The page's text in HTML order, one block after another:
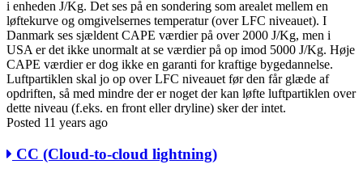
i enheden J/Kg. Det ses på en sondering som arealet mellem en
løftekurve og omgivelsernes temperatur (over LFC niveauet). I
Danmark ses sjældent CAPE værdier på over 2000 J/Kg, men i
USA er det ikke unormalt at se værdier på op imod 5000 J/Kg. Høje
CAPE værdier er dog ikke en garanti for kraftige bygedannelse.
Luftpartiklen skal jo op over LFC niveauet før den får glæde af
opdriften, så med mindre der er noget der kan løfte luftpartiklen over
dette niveau (f.eks. en front eller dryline) sker der intet.
Posted 11 years ago
CC (Cloud-to-cloud lightning)